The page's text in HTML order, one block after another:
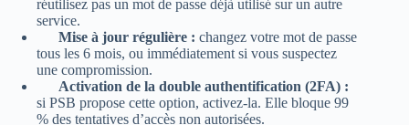
réutilisez pas un mot de passe déjà utilisé sur un autre
service.
Mise à jour régulière : changez votre mot de passe
tous les 6 mois, ou immédiatement si vous suspectez
une compromission.
Activation de la double authentification (2FA) :
si PSB propose cette option, activez-la. Elle bloque 99
% des tentatives d’accès non autorisées.